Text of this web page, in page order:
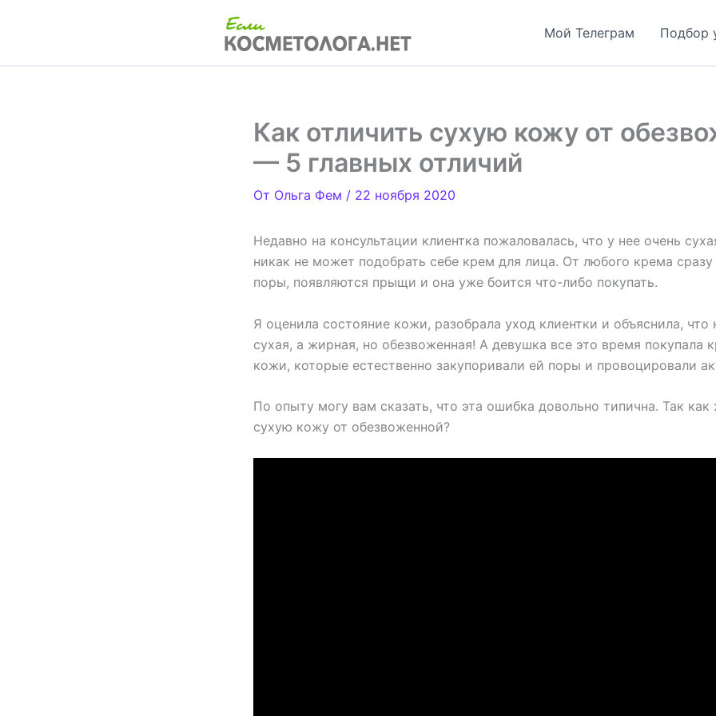
Мой Телеграм Подбор
Как отличить сухую кожу от
— 5 главных отличий
От Ольга Фем / 22 ноября 2020
Недавно на консультации клиентка пожаловалась, что у нее очень
никак не может подобрать себе крем для лица. От любого крема сразу
поры, появляются прыщи и она уже боится что-либо покупать.
Я оценила состояние кожи, разобрала уход клиентки и объяснила, что
сухая, а жирная, но обезвоженная! А девушка все это время покупала
кожи, которые естественно закупоривали ей поры и провоцировали
По опыту могу вам сказать, что эта ошибка довольно типична. Так как
сухую кожу от обезвоженной?